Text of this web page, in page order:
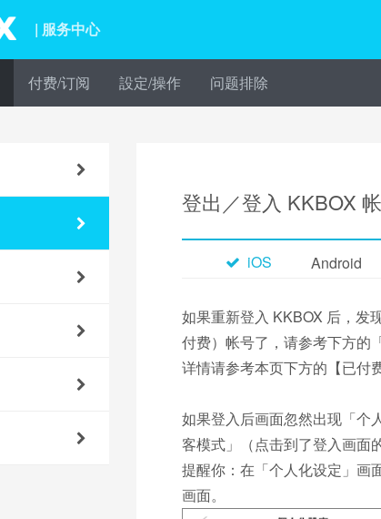
| 服务中心
付费/订阅 設定/操作 问题排除
登出／登入 KKBOX
iOS Android
如果重新登入 KKBOX 后，发
付费）帐号了，请参考下方的
详情请参考本页下方的【已付
如果登入后画面忽然出现「个
客模式」（点击到了登入画面
提醒你：在「个人化设定」画
画面。